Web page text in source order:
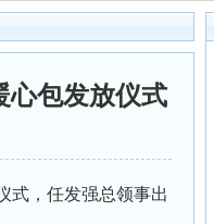
心包发放仪式
式，任发强总领事出